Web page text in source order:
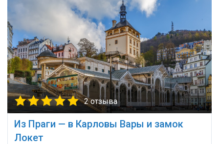
2 отзыва
Из Праги — в Карловы Вары и замок
Локет